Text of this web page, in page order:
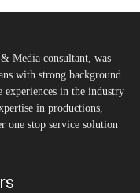
Media consultant, was
with strong background
experiences in the industry
in productions,
one stop service solution